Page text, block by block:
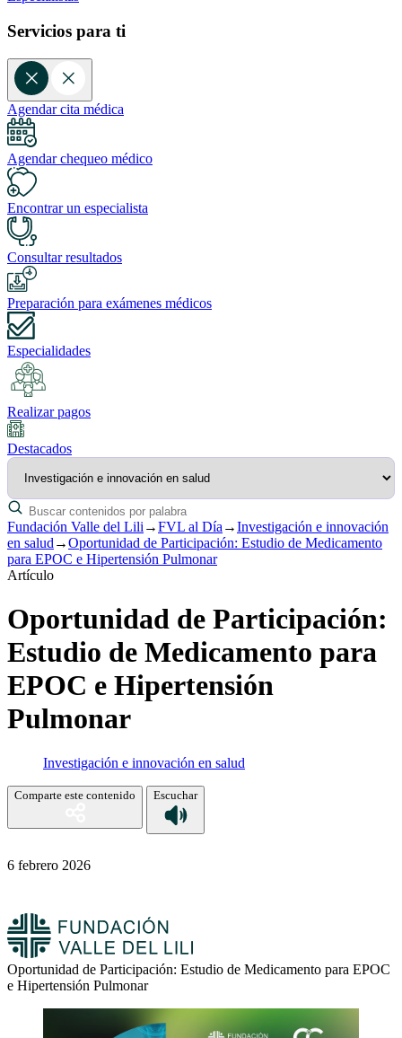
Servicios para ti
Agendar cita médica
Agendar chequeo médico
Encontrar un especialista
Consultar resultados
Preparación para exámenes médicos
Especialidades
Realizar pagos
Destacados
Fundación Valle del Lili →FVL al Día →Investigación e innovación
en salud →Oportunidad de Participación: Estudio de Medicamento
para EPOC e Hipertensión Pulmonar
Artículo
Oportunidad de Participación:
Estudio de Medicamento para
EPOC e Hipertensión
Pulmonar
Investigación e innovación en salud
Comparte este contenido Escuchar
6 febrero 2026
Oportunidad de Participación: Estudio de Medicamento para EPOC
e Hipertensión Pulmonar